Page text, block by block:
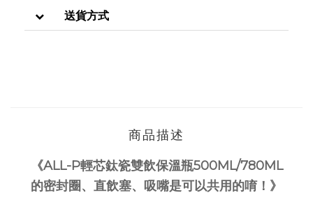
送貨方式
商品描述
《ALL-P輕芯鈦瓷雙飲保溫瓶500ML/780ML
的密封圈、直飲塞、吸嘴是可以共用的唷！ 》